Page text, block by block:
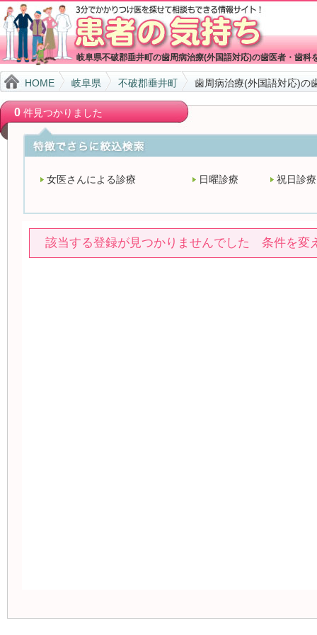
岐阜県不破郡垂井町の歯周病治療(外国語対応)の歯医者・歯科
HOME 岐阜県 不破郡垂井町 歯周病治療(外国語対応)の
0件見つかりました
女医さんによる診療 日曜診療 祝日診療
該当する登録が見つかりませんでした 条件を